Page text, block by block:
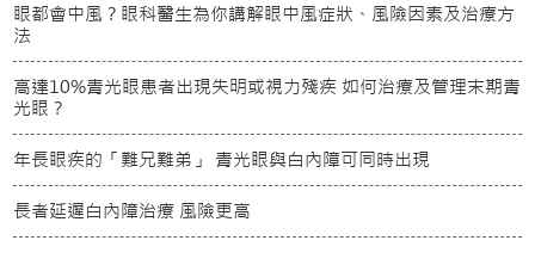
眼都會中風？眼科醫生為你講解眼中風症狀、風險因素及治療方
法
高達10%青光眼患者出現失明或視力殘疾 如何治療及管理末期青
光眼？
年長眼疾的「難兄難弟」 青光眼與白內障可同時出現
長者延遲白內障治療 風險更高